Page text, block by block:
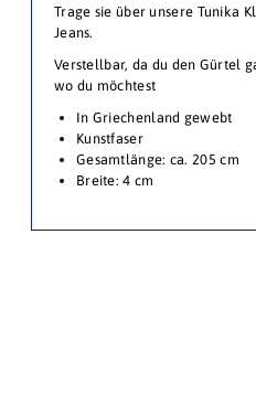
Trage sie über unsere Tunika
Jeans.
Verstellbar, da du den Gürtel
wo du möchtest
In Griechenland gewebt
Kunstfaser
Gesamtlänge: ca. 205 cm
Breite: 4 cm